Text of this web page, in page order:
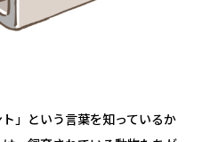
」という言葉を知っているか